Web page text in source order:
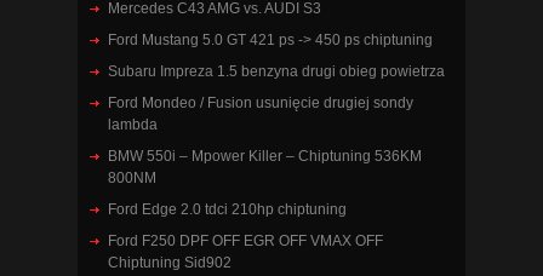
Mercedes C43 AMG vs. AUDI S3
Ford Mustang 5.0 GT 421 ps -> 450 ps chiptuning
Subaru Impreza 1.5 benzyna drugi obieg powietrza
Ford Mondeo / Fusion usunięcie drugiej sondy
lambda
BMW 550i – Mpower Killer – Chiptuning 536KM
800NM
Ford Edge 2.0 tdci 210hp chiptuning
Ford F250 DPF OFF EGR OFF VMAX OFF
Chiptuning Sid902